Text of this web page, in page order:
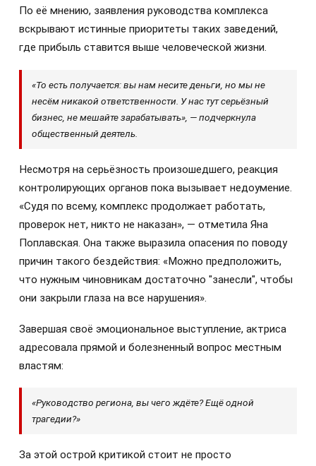
По её мнению, заявления руководства комплекса
вскрывают истинные приоритеты таких заведений,
где прибыль ставится выше человеческой жизни.
«То есть получается: вы нам несите деньги, но мы не
несём никакой ответственности. У нас тут серьёзный
бизнес, не мешайте зарабатывать», — подчеркнула
общественный деятель.
Несмотря на серьёзность произошедшего, реакция
контролирующих органов пока вызывает недоумение.
«Судя по всему, комплекс продолжает работать,
проверок нет, никто не наказан», — отметила Яна
Поплавская. Она также выразила опасения по поводу
причин такого бездействия: «Можно предположить,
что нужным чиновникам достаточно "занесли", чтобы
они закрыли глаза на все нарушения».
Завершая своё эмоциональное выступление, актриса
адресовала прямой и болезненный вопрос местным
властям:
«Руководство региона, вы чего ждёте? Ещё одной
трагедии?»
За этой острой критикой стоит не просто